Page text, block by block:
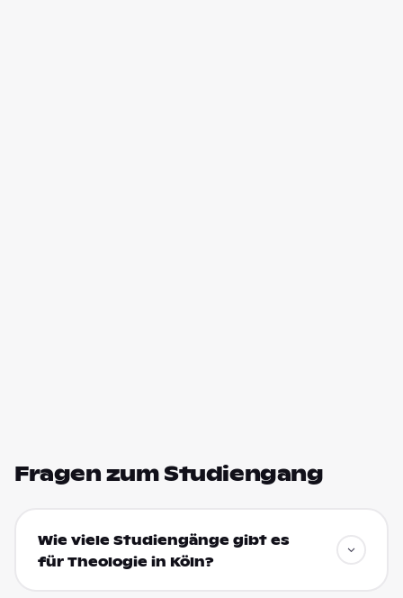
Fragen zum Studiengang
Wie viele Studiengänge gibt es
für Theologie in Köln?